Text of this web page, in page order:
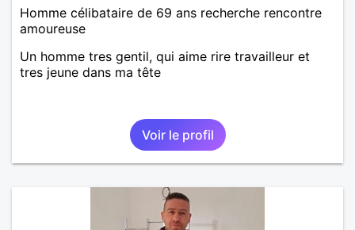
Homme célibataire de 69 ans recherche rencontre
amoureuse
Un homme tres gentil, qui aime rire travailleur et
tres jeune dans ma tête
Voir le profil